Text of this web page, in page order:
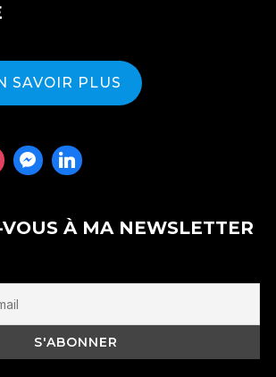
SAVOIR PLUS
À MA NEWSLETTER